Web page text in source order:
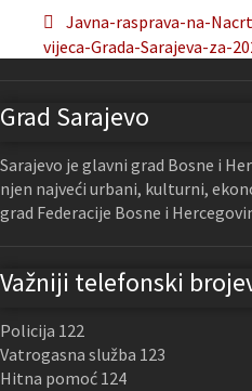
Javna-rasprava-na-
vijeca-Grada-Sarajeva-za-
Grad Sarajevo
Sarajevo je glavni grad Bosne i
njen najveći urbani, kulturni,
grad Federacije Bosne i
Važniji telefonski
Policija 122
Vatrogasna služba 123
Hitna pomoć 124